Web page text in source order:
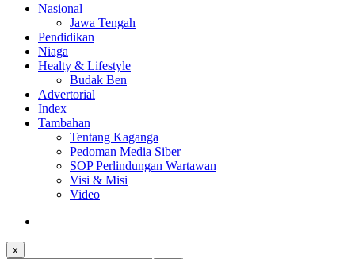
Nasional
Jawa Tengah
Pendidikan
Niaga
Healty & Lifestyle
Budak Ben
Advertorial
Index
Tambahan
Tentang Kaganga
Pedoman Media Siber
SOP Perlindungan Wartawan
Visi & Misi
Video
x